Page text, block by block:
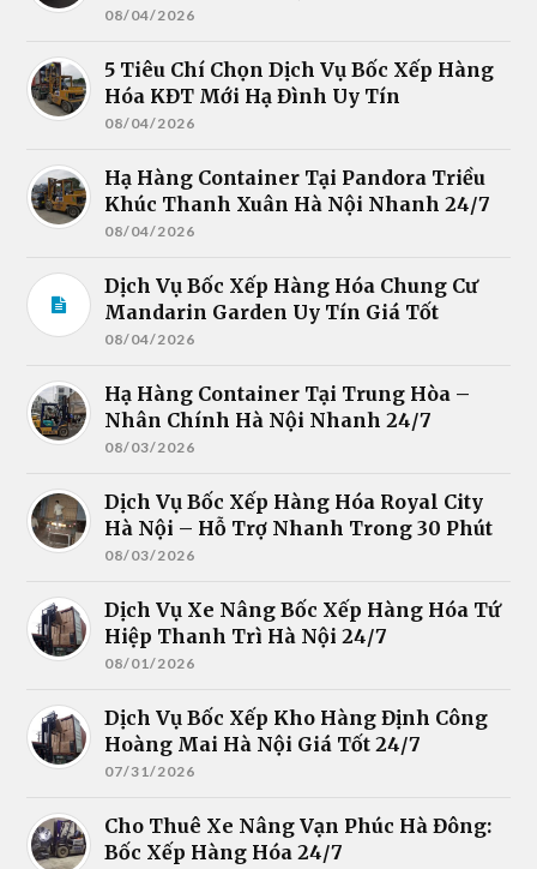
08/04/2026
5 Tiêu Chí Chọn Dịch Vụ Bốc Xếp Hàng
Hóa KĐT Mới Hạ Đình Uy Tín
08/04/2026
Hạ Hàng Container Tại Pandora Triều
Khúc Thanh Xuân Hà Nội Nhanh 24/7
08/04/2026
Dịch Vụ Bốc Xếp Hàng Hóa Chung Cư
Mandarin Garden Uy Tín Giá Tốt
08/04/2026
Hạ Hàng Container Tại Trung Hòa –
Nhân Chính Hà Nội Nhanh 24/7
08/03/2026
Dịch Vụ Bốc Xếp Hàng Hóa Royal City
Hà Nội – Hỗ Trợ Nhanh Trong 30 Phút
08/03/2026
Dịch Vụ Xe Nâng Bốc Xếp Hàng Hóa Tứ
Hiệp Thanh Trì Hà Nội 24/7
08/01/2026
Dịch Vụ Bốc Xếp Kho Hàng Định Công
Hoàng Mai Hà Nội Giá Tốt 24/7
07/31/2026
Cho Thuê Xe Nâng Vạn Phúc Hà Đông:
Bốc Xếp Hàng Hóa 24/7